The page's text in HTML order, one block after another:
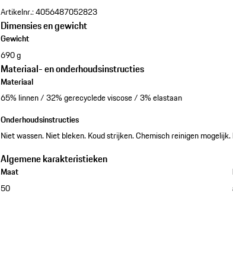
Artikelnr.:4056487052823
Dimensies en gewicht
Gewicht
690 g
Materiaal- en onderhoudsinstructies
Materiaal
65% linnen / 32% gerecyclede viscose / 3% elastaan
Onderhoudsinstructies
Niet wassen. Niet bleken. Koud strijken. Chemisch reinigen
Algemene karakteristieken
Maat
50